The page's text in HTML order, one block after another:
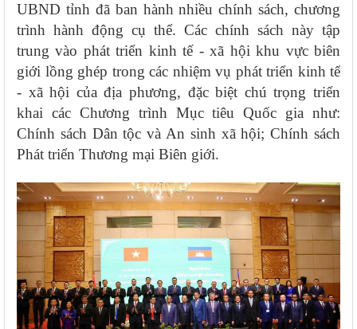
UBND tỉnh đã ban hành nhiều chính sách, chương
trình hành động cụ thể. Các chính sách này tập
trung vào phát triển kinh tế - xã hội khu vực biên
giới lồng ghép trong các nhiệm vụ phát triển kinh tế
- xã hội của địa phương, đặc biệt chú trọng triển
khai các Chương trình Mục tiêu Quốc gia như:
Chính sách Dân tộc và An sinh xã hội; Chính sách
Phát triển Thương mại Biên giới.